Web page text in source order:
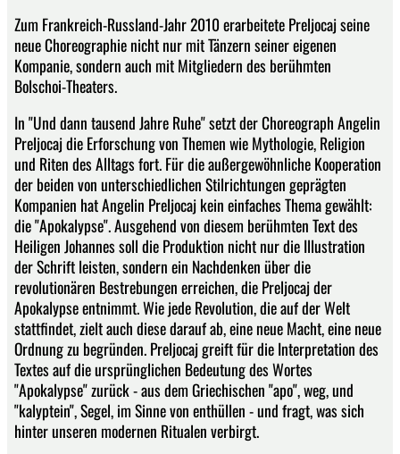
Zum Frankreich-Russland-Jahr 2010 erarbeitete Preljocaj seine
neue Choreographie nicht nur mit Tänzern seiner eigenen
Kompanie, sondern auch mit Mitgliedern des berühmten
Bolschoi-Theaters.
In "Und dann tausend Jahre Ruhe" setzt der Choreograph Angelin
Preljocaj die Erforschung von Themen wie Mythologie, Religion
und Riten des Alltags fort. Für die außergewöhnliche Kooperation
der beiden von unterschiedlichen Stilrichtungen geprägten
Kompanien hat Angelin Preljocaj kein einfaches Thema gewählt:
die "Apokalypse". Ausgehend von diesem berühmten Text des
Heiligen Johannes soll die Produktion nicht nur die Illustration
der Schrift leisten, sondern ein Nachdenken über die
revolutionären Bestrebungen erreichen, die Preljocaj der
Apokalypse entnimmt. Wie jede Revolution, die auf der Welt
stattfindet, zielt auch diese darauf ab, eine neue Macht, eine neue
Ordnung zu begründen. Preljocaj greift für die Interpretation des
Textes auf die ursprünglichen Bedeutung des Wortes
"Apokalypse" zurück - aus dem Griechischen "apo", weg, und
"kalyptein", Segel, im Sinne von enthüllen - und fragt, was sich
hinter unseren modernen Ritualen verbirgt.